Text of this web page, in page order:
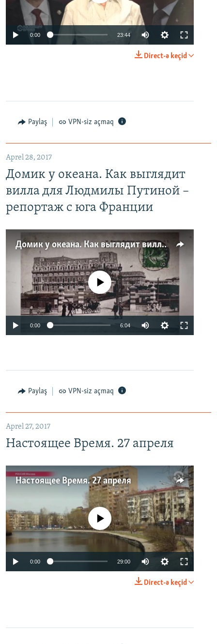
0:00 23:44
Direct-ə keçid
Paylaş VPN-siz açmaq
Aprel 28, 2017
Домик у океана. Как выглядит
вилла для Людмилы Путиной –
репортаж с юга Франции
Домик у океана. Как выглядит вилла для Людмилы Путиной – репортаж с юга Франции
No media source currently available
0:00 6:04
Paylaş VPN-siz açmaq
Aprel 27, 2017
Настоящее Время. 27 апреля
Настоящее Время. 27 апреля
No media source currently available
0:00 29:00
Direct-ə keçid